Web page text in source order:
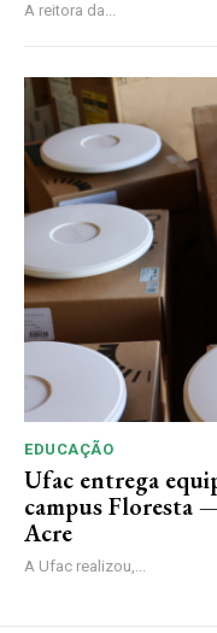
A reitora da...
EDUCAÇÃO
Ufac entrega
campus Floresta
Acre
A Ufac realizou,...